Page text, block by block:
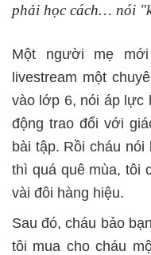
phải học cách… nói
Một người mẹ
livestream một
vào lớp 6, nói áp lực
động trao đổi với
bài tập. Rồi cháu
thì quá quê mùa, tôi
vài đôi hàng hiệu.
Sau đó, cháu bảo
tôi mua cho cháu